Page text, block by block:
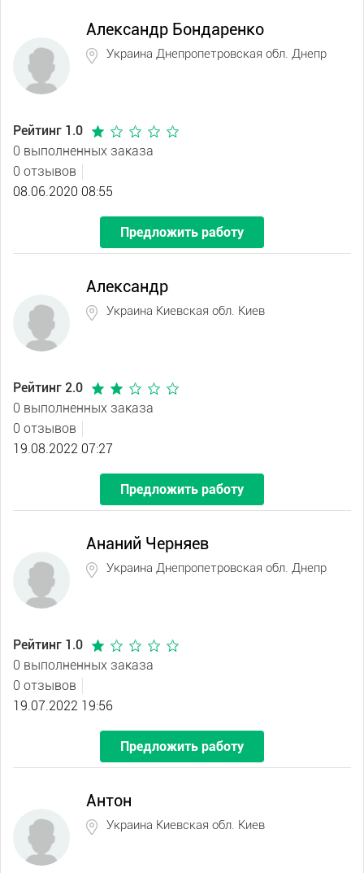
Александр Бондаренко
Украина Днепропетровская обл. Днепр
Рейтинг 1.0
0 выполненных заказа
0 отзывов
08.06.2020 08:55
Предложить работу
Александр
Украина Киевская обл. Киев
Рейтинг 2.0
0 выполненных заказа
0 отзывов
19.08.2022 07:27
Предложить работу
Ананий Черняев
Украина Днепропетровская обл. Днепр
Рейтинг 1.0
0 выполненных заказа
0 отзывов
19.07.2022 19:56
Предложить работу
Антон
Украина Киевская обл. Киев